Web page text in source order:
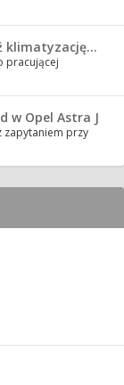
klimatyzację…
pracującej
w Opel Astra J
zapytaniem przy